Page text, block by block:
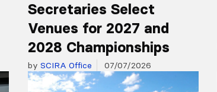
Secretaries Select
Venues for 2027 and
2028 Championships
by SCIRA Office 07/07/2026